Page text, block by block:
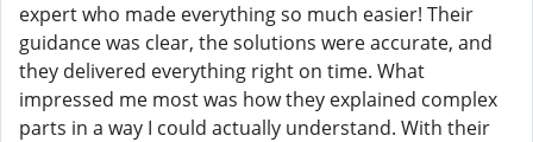
expert who made everything so much easier! Their
guidance was clear, the solutions were accurate, and
they delivered everything right on time. What
impressed me most was how they explained complex
parts in a way I could actually understand. With their